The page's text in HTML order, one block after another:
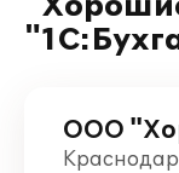
ООО